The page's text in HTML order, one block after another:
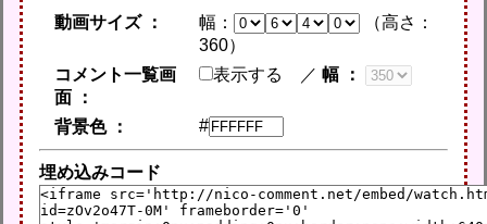
動画サイズ ： 幅：
（高さ：
360）
コメント一覧画
面 ：
表示する ／ 幅 ：
背景色 ： #
埋め込みコード